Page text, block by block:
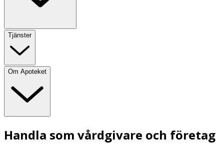
Tjänster
Om Apoteket
Handla som vårdgivare och företag